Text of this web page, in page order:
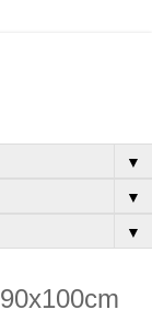
▼
▼
▼